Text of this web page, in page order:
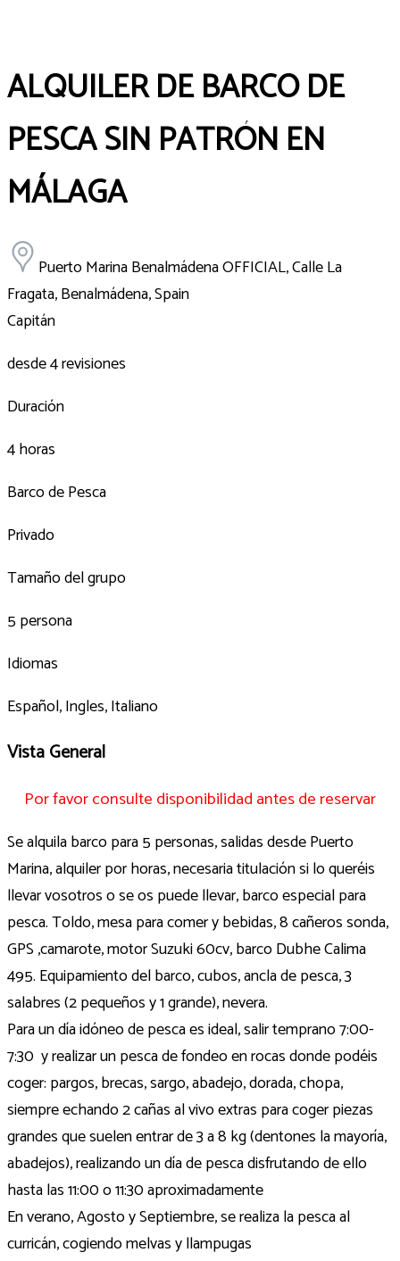
ALQUILER DE BARCO DE
PESCA SIN PATRÓN EN
MÁLAGA
Puerto Marina Benalmádena OFFICIAL, Calle La
Fragata, Benalmádena, Spain
Capitán
desde 4 revisiones
Duración
4 horas
Barco de Pesca
Privado
Tamaño del grupo
5 persona
Idiomas
Español, Ingles, Italiano
Vista General
Por favor consulte disponibilidad antes de reservar
Se alquila barco para 5 personas, salidas desde Puerto
Marina, alquiler por horas, necesaria titulación si lo queréis
llevar vosotros o se os puede llevar, barco especial para
pesca. Toldo, mesa para comer y bebidas, 8 cañeros sonda,
GPS ,camarote, motor Suzuki 60cv, barco Dubhe Calima
495. Equipamiento del barco, cubos, ancla de pesca, 3
salabres (2 pequeños y 1 grande), nevera.
Para un día idóneo de pesca es ideal, salir temprano 7:00-
7:30 y realizar un pesca de fondeo en rocas donde podéis
coger: pargos, brecas, sargo, abadejo, dorada, chopa,
siempre echando 2 cañas al vivo extras para coger piezas
grandes que suelen entrar de 3 a 8 kg (dentones la mayoría,
abadejos), realizando un día de pesca disfrutando de ello
hasta las 11:00 o 11:30 aproximadamente
En verano, Agosto y Septiembre, se realiza la pesca al
curricán, cogiendo melvas y llampugas